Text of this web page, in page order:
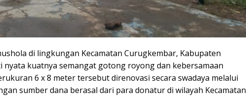
di lingkungan Kecamatan Curugkembar, Kabupaten
nyata kuatnya semangat gotong royong dan kebersamaan
6 x 8 meter tersebut direnovasi secara swadaya melalui
sumber dana berasal dari para donatur di wilayah Kecamatan